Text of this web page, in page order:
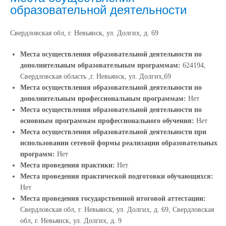
образовательной деятельности
Свердловская обл, г. Невьянск, ул. Долгих, д. 69
Места осуществления образовательной деятельности по
дополнительным образовательным программам: 624194,
Свердловская область ,г. Невьянск, ул. Долгих,69
Места осуществления образовательной деятельности по
дополнительным профессиональным программам: Нет
Места осуществления образовательной деятельности по
основным программам профессионального обучения: Нет
Места осуществления образовательной деятельности при
использовании сетевой формы реализации образовательных
программ: Нет
Места проведения практики: Нет
Места проведения практической подготовки обучающихся:
Нет
Места проведения государственной итоговой аттестации:
Свердловская обл, г. Невьянск, ул. Долгих, д. 69, Свердловская
обл, г. Невьянск, ул. Долгих, д. 9